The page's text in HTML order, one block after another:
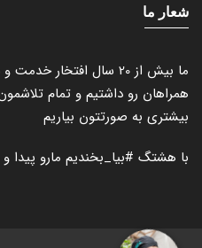
شعار ما
ما بیش از 20 سال افتخار
همراهان رو داشتیم و تمام
بیشتری به صورتتون بیاریم
با هشتگ #بیا_بخندیم مارو پیدا